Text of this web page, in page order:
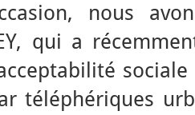
nous
qui a
téléphériques